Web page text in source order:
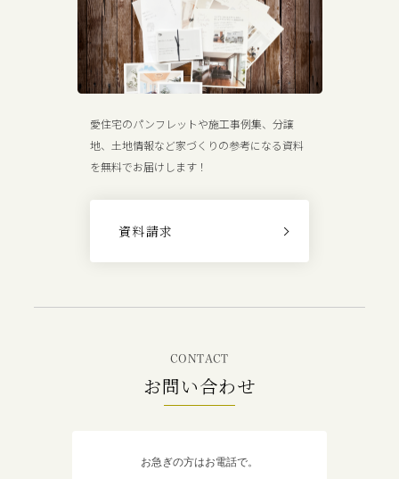
愛住宅のパンフレットや施工事例集、分譲
地、土地情報など家づくりの参考になる資料
を無料でお届けします！
資料請求
CONTACT
お問い合わせ
お急ぎの方はお電話で。